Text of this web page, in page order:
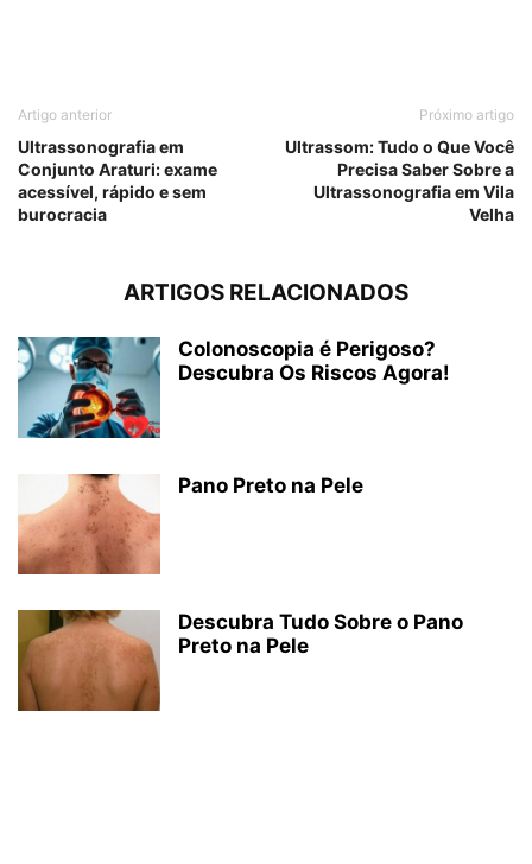
Artigo anterior
Ultrassonografia em
Conjunto Araturi: exame
acessível, rápido e sem
burocracia
Próximo artigo
Ultrassom: Tudo o Que Você
Precisa Saber Sobre a
Ultrassonografia em Vila
Velha
ARTIGOS RELACIONADOS
Colonoscopia é Perigoso?
Descubra Os Riscos Agora!
Pano Preto na Pele
Descubra Tudo Sobre o Pano
Preto na Pele